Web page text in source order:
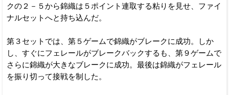
クの２－５から錦織は５ポイント連取する粘りを見せ、ファイ
ナルセットへと持ち込んだ。
第３セットでは、第５ゲームで錦織がブレークに成功。しか
し、すぐにフェレールがブレークバックするも、第９ゲームで
さらに錦織が大きなブレークに成功。最後は錦織がフェレール
を振り切って接戦を制した。